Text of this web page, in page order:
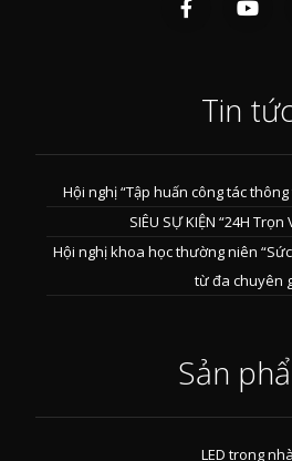
Tin
Hội nghị “Tập huấn công tác
SIÊU SỰ KIỆN “24H Trọn
Hội nghị khoa học thường niên
từ đa chuyên
Sản
LED trong nhà